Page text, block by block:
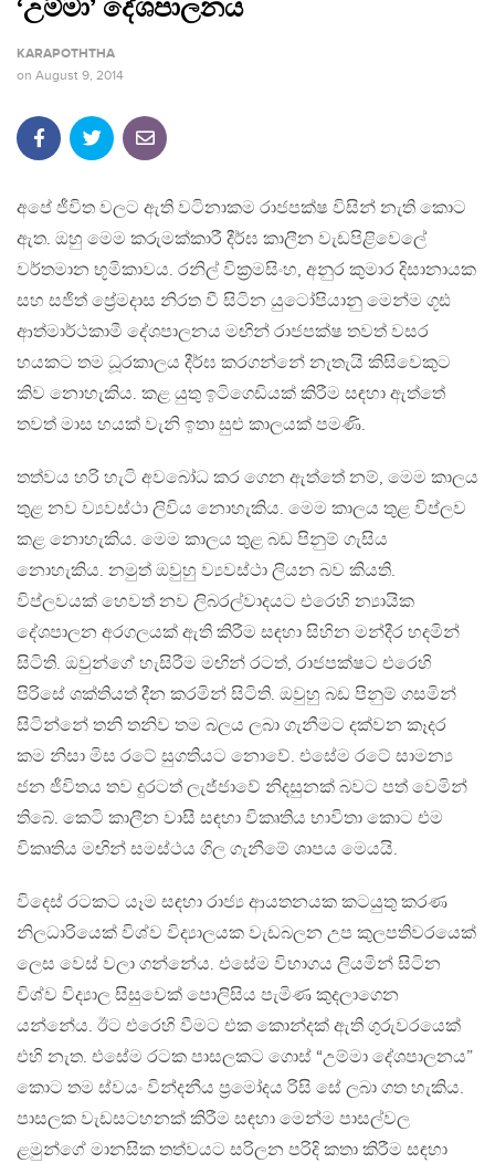
‘උම්මා’ දේශපාලනය
KARAPOTHTHA
on August 9, 2014
අපේ ජීවිත වලට ඇති වටිනාකම රාජපක්ෂ විසින් නැති කොට
ඇත. ඔහු මෙම කරුමක්කාරී දීර්ඝ කාලීන වැඩපිළිවෙලේ
වර්තමාන භූමිකාවය. රනිල් වික්‍රමසිංහ, අනුර කුමාර දිසානායක
සහ සජිත් ප්‍රේමදාස නිරත වී සිටින යුටෝපියානු මෙන්ම ගූඪ
ආත්මාර්ථකාමී දේශපාලනය මඟින් රාජපක්ෂ තවත් වසර
හයකට තම ධූරකාලය දීර්ඝ කරගන්නේ නැතැයි කිසිවෙකුට
කිව නොහැකිය. කළ යුතු ඉටිගෙඩියක් කිරීම සඳහා ඇත්තේ
තවත් මාස හයක් වැනි ඉතා සුළු කාලයක් පමණි.
තත්වය හරි හැටි අවබෝධ කර ගෙන ඇත්තේ නම්, මෙම කාලය
තුළ නව ව්‍යවස්ථා ලිවිය නොහැකිය. මෙම කාලය තුළ විප්ලව
කළ නොහැකිය. මෙම කාලය තුළ බඩ පිනුම් ගැසිය
නොහැකිය. නමුත් ඔවුහු ව්‍යවස්ථා ලියන බව කියති.
විප්ලවයක් හෙවත් නව ලිබරල්වාදයට එරෙහි න්‍යායික
දේශපාලන අරගලයක් ඇති කිරීම සඳහා සිහින මන්දීර හදමින්
සිටිති. ඔවුන්ගේ හැසිරීම මඟින් රටත්, රාජපක්ෂට එරෙහි
පිරිසේ ශක්තියත් දීන කරමින් සිටිති. ඔවුහු බඩ පිනුම් ගසමින්
සිටින්නේ තනි තනිව තම බලය ලබා ගැනීමට දක්වන කෑදර
කම නිසා මිස රටේ සුගතියට නොවේ. එසේම රටේ සාමන්‍ය
ජන ජීවිතය තව දුරටත් ලැජ්ජාවේ නිදසුනක් බවට පත් වෙමින්
තිබේ. කෙටි කාලීන වාසී සඳහා විකෘතිය භාවිතා කොට එම
විකෘතිය මඟින් සමස්ථය ගිල ගැනීමේ ශාපය මෙයයි.
විදෙස් රටකට යෑම සඳහා රාජ්‍ය ආයතනයක කටයුතු කරණ
නිලධාරියෙක් විශ්ව විද්‍යාලයක වැඩබලන උප කුලපතිවරයෙක්
ලෙස වෙස් වලා ගන්නේය. එසේම විභාගය ලියමින් සිටින
විශ්ව විද්‍යාල සිසුවෙක් පොලිසිය පැමිණ කුදලාගෙන
යන්නේය. ඊට එරෙහි වීමට එක කොන්දක් ඇති ගුරුවරයෙක්
එහි නැත. එසේම රටක පාසලකට ගොස් “උම්මා දේශපාලනය”
කොට තම ස්වයං වින්දනීය ප්‍රමෝදය රිසි සේ ලබා ගත හැකිය.
පාසලක වැඩසටහනක් කිරීම සඳහා මෙන්ම පාසල්වල
ළමුන්ගේ මානසික තත්වයට සරිලන පරිදි කතා කිරීම සඳහා